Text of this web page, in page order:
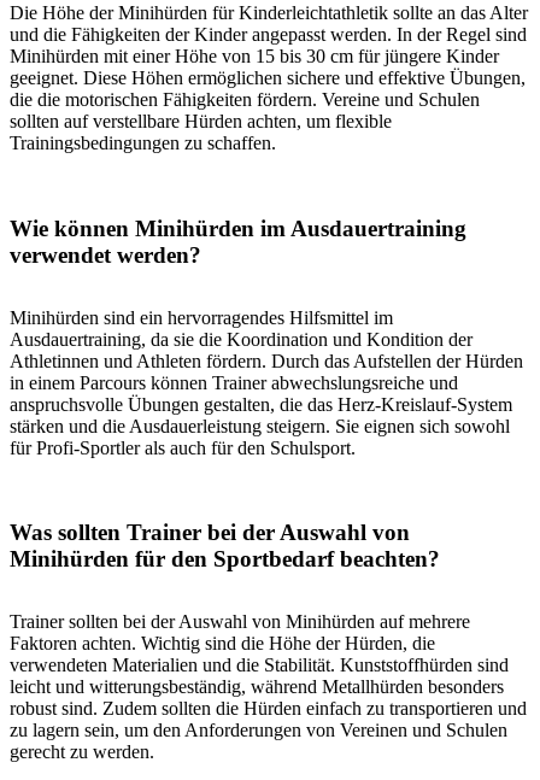
Die Höhe der Minihürden für Kinderleichtathletik sollte an das Alter
und die Fähigkeiten der Kinder angepasst werden. In der Regel sind
Minihürden mit einer Höhe von 15 bis 30 cm für jüngere Kinder
geeignet. Diese Höhen ermöglichen sichere und effektive Übungen,
die die motorischen Fähigkeiten fördern. Vereine und Schulen
sollten auf verstellbare Hürden achten, um flexible
Trainingsbedingungen zu schaffen.
Wie können Minihürden im Ausdauertraining
verwendet werden?
Minihürden sind ein hervorragendes Hilfsmittel im
Ausdauertraining, da sie die Koordination und Kondition der
Athletinnen und Athleten fördern. Durch das Aufstellen der Hürden
in einem Parcours können Trainer abwechslungsreiche und
anspruchsvolle Übungen gestalten, die das Herz-Kreislauf-System
stärken und die Ausdauerleistung steigern. Sie eignen sich sowohl
für Profi-Sportler als auch für den Schulsport.
Was sollten Trainer bei der Auswahl von
Minihürden für den Sportbedarf beachten?
Trainer sollten bei der Auswahl von Minihürden auf mehrere
Faktoren achten. Wichtig sind die Höhe der Hürden, die
verwendeten Materialien und die Stabilität. Kunststoffhürden sind
leicht und witterungsbeständig, während Metallhürden besonders
robust sind. Zudem sollten die Hürden einfach zu transportieren und
zu lagern sein, um den Anforderungen von Vereinen und Schulen
gerecht zu werden.